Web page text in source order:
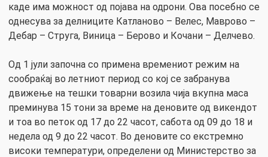
каде има можност од појава на одрони. Ова посебно се
однесува за делниците Катланово – Велес, Маврово –
Дебар – Струга, Виница – Берово и Кочани – Делчево.
Од 1 јули започна со примена времениот режим на
сообраќај во летниот период со кој се забранува
движење на тешки товарни возила чија вкупна маса
преминува 15 тони за време на деновите од викендот
и тоа во петок од 17 до 22 часот, сабота од 09 до 18 и
недела од 9 до 22 часот. Во деновите со екстремно
високи температури, определени од Министерство за